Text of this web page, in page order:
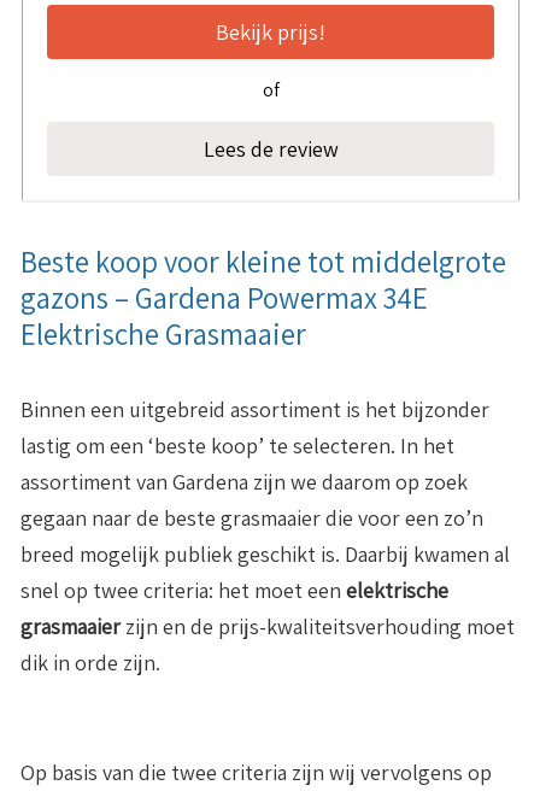
Bekijk prijs!
of
Lees de review
Beste koop voor kleine tot middelgrote
gazons – Gardena Powermax 34E
Elektrische Grasmaaier
Binnen een uitgebreid assortiment is het bijzonder
lastig om een ‘beste koop’ te selecteren. In het
assortiment van Gardena zijn we daarom op zoek
gegaan naar de beste grasmaaier die voor een zo’n
breed mogelijk publiek geschikt is. Daarbij kwamen al
snel op twee criteria: het moet een elektrische
grasmaaierzijn en de prijs-kwaliteitsverhouding moet
dik in orde zijn.
Op basis van die twee criteria zijn wij vervolgens op